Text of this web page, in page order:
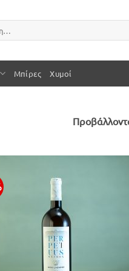
Μπίρες Χυμοί